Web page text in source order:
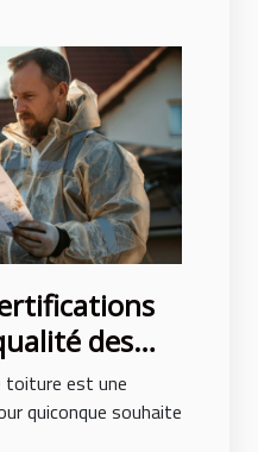
des
toiture est une
quiconque souhaite